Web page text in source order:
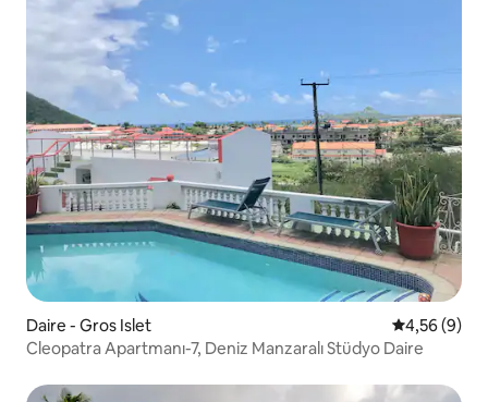
Daire - Gros Islet 5 üzerinden
4,56 (9)
Cleopatra Apartmanı-7, Deniz Manzaralı Stüdyo Daire